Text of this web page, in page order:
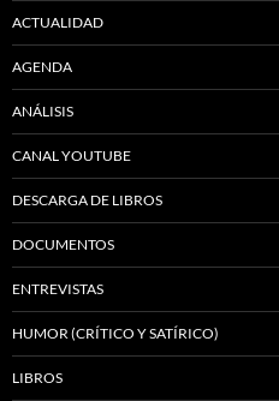
ACTUALIDAD
AGENDA
ANÁLISIS
CANAL YOUTUBE
DESCARGA DE LIBROS
DOCUMENTOS
ENTREVISTAS
HUMOR (CRÍTICO Y SATÍRICO)
LIBROS